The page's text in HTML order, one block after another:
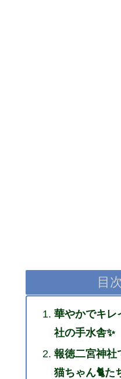
目次
華やかでキレ
社の手水舎✨
報徳二宮神社
猫ちゃん🐈た